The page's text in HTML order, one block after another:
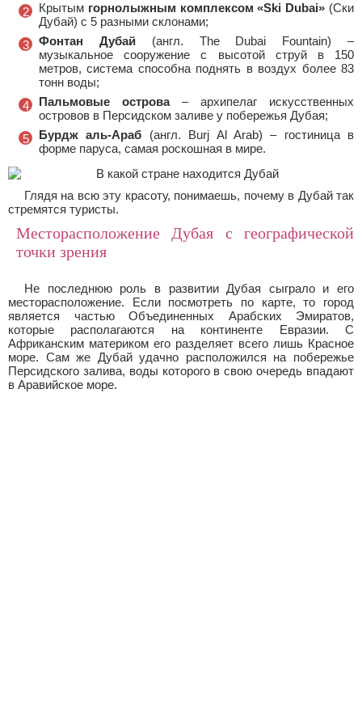
Крытым горнолыжным комплексом «Ski Dubai» (Ски
Дубай) с 5 разными склонами;
Фонтан Дубай(англ. The Dubai Fountain) –
музыкальное сооружение с высотой струй в 150
метров, система способна поднять в воздух более 83
тонн воды;
Пальмовые острова– архипелаг искусственных
островов в Персидском заливе у побережья Дубая;
Бурдж аль-Араб (англ. Burj Al Arab) – гостиница в
форме паруса, самая роскошная в мире.
Глядя на всю эту красоту, понимаешь, почему в Дубай так
стремятся туристы.
Месторасположение Дубая с географической
точки зрения
Не последнюю роль в развитии Дубая сыграло и его
месторасположение. Если посмотреть по карте, то город
является частью Объединенных Арабских Эмиратов,
которые располагаются на континенте Евразии. С
Африканским материком его разделяет всего лишь Красное
море. Сам же Дубай удачно расположился на побережье
Персидского залива, воды которого в свою очередь впадают
в Аравийское море.